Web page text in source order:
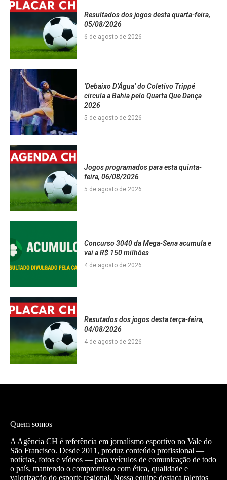
Resultados dos jogos desta quarta-feira,
05/08/2026
6 de agosto de 2026
‘Debaixo D’Água’ do Coletivo Trippé
circula a Bahia pelo Quarta Que Dança
2026
5 de agosto de 2026
Jogos programados para esta quinta-
feira, 06/08/2026
5 de agosto de 2026
Concurso 3040 da Mega-Sena acumula e
vai a R$ 150 milhões
4 de agosto de 2026
Resutados dos jogos desta terça-feira,
04/08/2026
4 de agosto de 2026
Quem somos
A Agência CH é referência em jornalismo esportivo no Vale do
São Francisco. Desde 2011, produz conteúdo profissional —
notícias, fotos e vídeos — para veículos de comunicação de todo
o país, mantendo o compromisso com ética, qualidade e
valorização do esporte regional. Nossa equipe destaca talentos